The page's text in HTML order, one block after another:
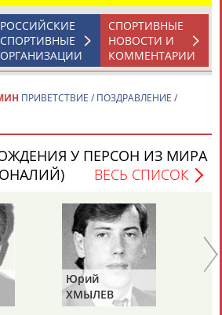
АБДУВАЛИЕВ
АБДУЛАЕВ
Камиль
АБДУЛАЗИЗОВ
Загалав
АБДУЛБЕКОВ
СПОРТИВНЫЕ
НОВОСТИ И
КОММЕНТАРИИ
РОССИЙСКИЕ
СПОРТИВНЫЕ
ОРГАНИЗАЦИИ
ПРИВЕТСТВИЕ / ПОЗДРАВЛЕНИЕ /
У ПЕРСОН ИЗ МИРА
ВЕСЬ СПИСОК
Юрий
ХМЫЛЕВ